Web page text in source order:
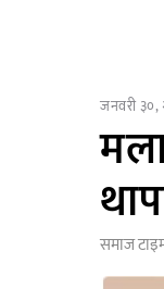
जनवरी ३०,
समाज